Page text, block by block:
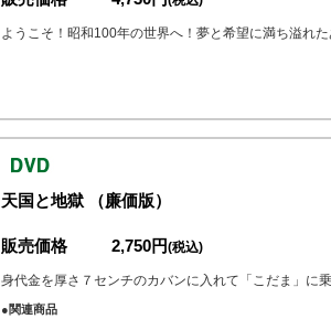
ようこそ！昭和100年の世界へ！夢と希望に満ち溢れ
天国と地獄 （廉価版）
販売価格 2,750円(税込)
身代金を厚さ７センチのカバンに入れて「こだま」に乗
●関連商品